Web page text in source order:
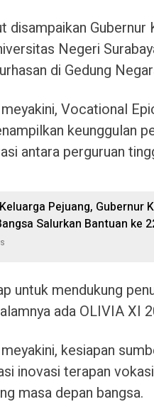
disampaikan
Negeri
di Gedung
Vocational
keunggulan
antara perguruan
Pejuang, Gubernur
Salurkan Bantuan ke
untuk mendukung
ada OLIVIA XI
kesiapan
inovasi terapan
masa depan bangsa.